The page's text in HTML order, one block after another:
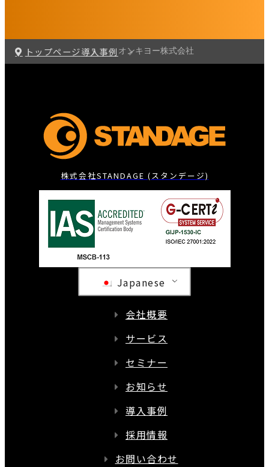
トップページ導入事例 オンキヨー株式会社
株式会社STANDAGE (スタンデージ)
Japanese
会社概要
サービス
セミナー
お知らせ
導入事例
採用情報
お問い合わせ